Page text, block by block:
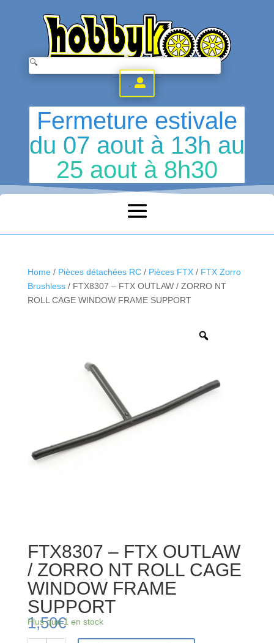
.
Fermeture estivale
du 07 aout à 13h au
25 aout à 8h30
Home/ Pièces détachées RC/ Pièces FTX/ FTX Zorro
Brushless/ FTX8307 – FTX OUTLAW / ZORRO NT
ROLL CAGE WINDOW FRAME SUPPORT
FTX8307 – FTX OUTLAW
/ ZORRO NT ROLL CAGE
WINDOW FRAME
SUPPORT
1,50€
Plus que 1 en stock